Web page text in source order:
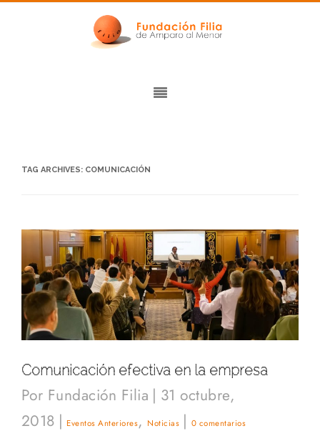
TAG ARCHIVES: COMUNICACIÓN
Comunicación efectiva en la empresa
Por Fundación Filia | 31 octubre,
2018 | Eventos Anteriores, Noticias | 0 comentarios